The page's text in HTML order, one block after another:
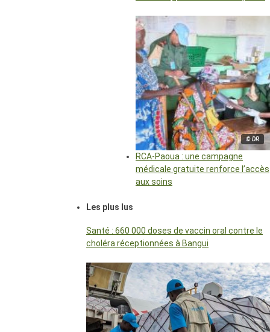
© DR
RCA-Paoua : une campagne
médicale gratuite renforce l’accès
aux soins
Les plus lus
Santé : 660 000 doses de vaccin oral contre le
choléra réceptionnées à Bangui